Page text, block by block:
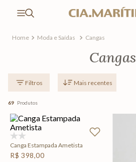
Moda e Saídas Cangas
Cangas
Mais recentes
69 Produtos
Canga Estampada Ametista
R$ 398,00